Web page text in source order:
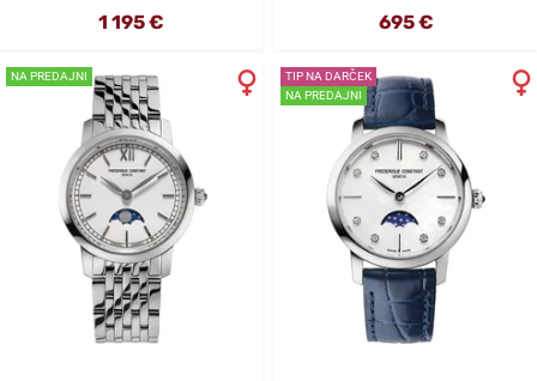
1 195 € 695 €
NA PREDAJNI
TIP NA DARČEK
NA PREDAJNI